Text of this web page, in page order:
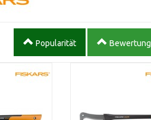
Popularität Bewertung